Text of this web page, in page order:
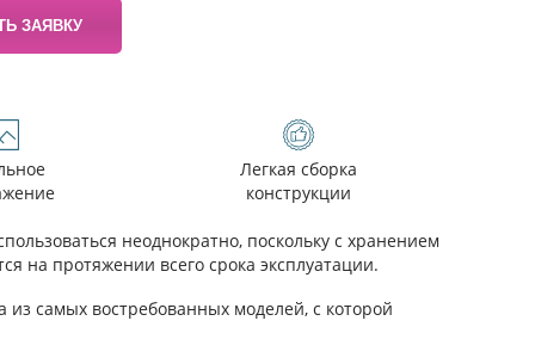
ЗАЯВКУ
Легкая сборка
конструкции
неоднократно, поскольку с хранением
на протяжении всего срока эксплуатации.
самых востребованных моделей, с которой